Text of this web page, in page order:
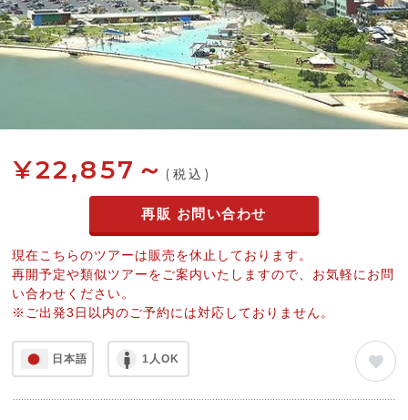
¥22,857～ (税込)
再販 お問い合わせ
現在こちらのツアーは販売を休止しております。
再開予定や類似ツアーをご案内いたしますので、お気軽にお問
い合わせください。
※ご出発3日以内のご予約には対応しておりません。
日本語 1人OK